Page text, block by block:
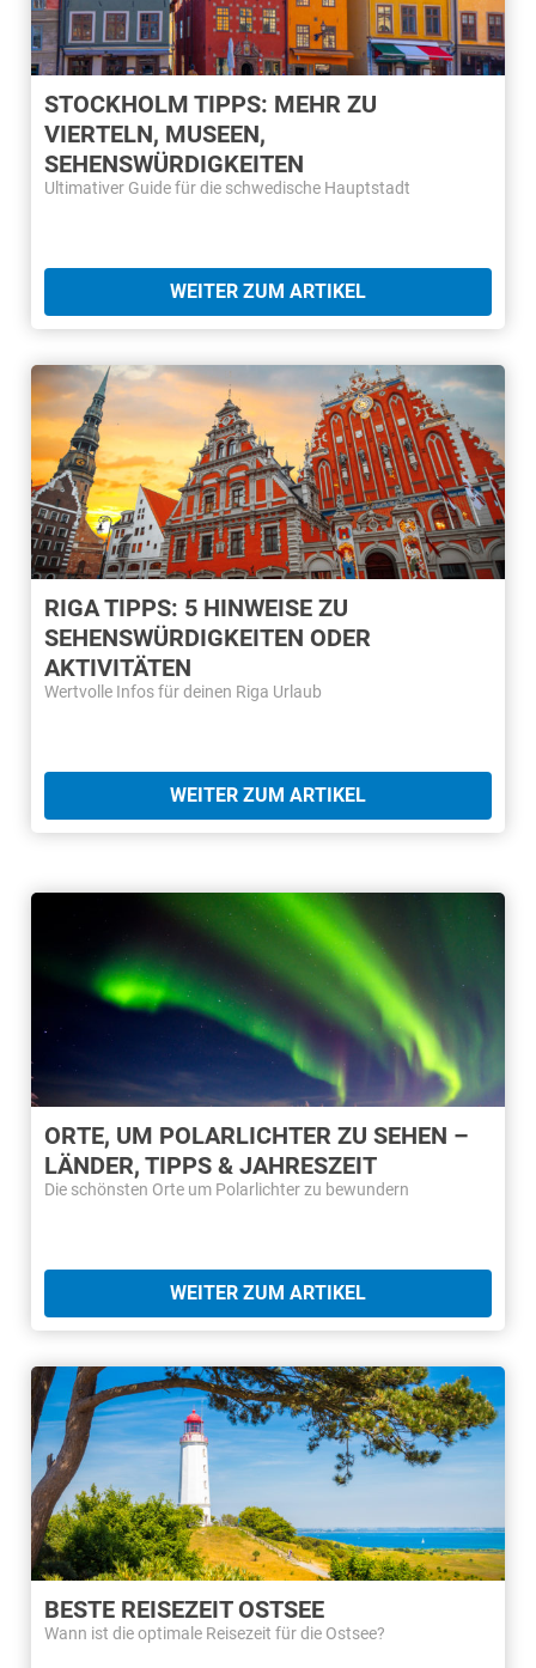
STOCKHOLM TIPPS: MEHR ZU
VIERTELN, MUSEEN,
SEHENSWÜRDIGKEITEN
Ultimativer Guide für die schwedische Hauptstadt
WEITER ZUM ARTIKEL
RIGA TIPPS: 5 HINWEISE ZU
SEHENSWÜRDIGKEITEN ODER
AKTIVITÄTEN
Wertvolle Infos für deinen Riga Urlaub
WEITER ZUM ARTIKEL
ORTE, UM POLARLICHTER ZU SEHEN –
LÄNDER, TIPPS & JAHRESZEIT
Die schönsten Orte um Polarlichter zu bewundern
WEITER ZUM ARTIKEL
BESTE REISEZEIT OSTSEE
Wann ist die optimale Reisezeit für die Ostsee?